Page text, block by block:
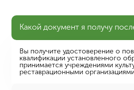
Какой документ я получу
Вы получите удостоверение о
квалификации установленного
принимается учреждениями
реставрационными